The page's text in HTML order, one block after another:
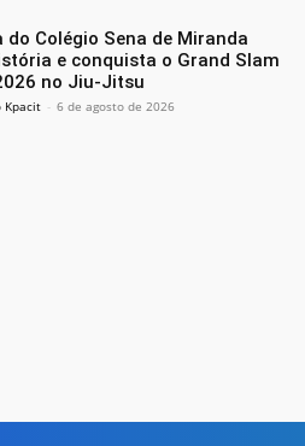
do Colégio Sena de Miranda
e conquista o Grand Slam
no Jiu-Jitsu
Kpacit - 6 de agosto de 2026